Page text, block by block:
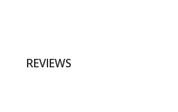
REVIEWS